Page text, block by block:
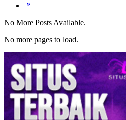
No More Posts Available.
No more pages to load.